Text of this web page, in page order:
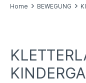
Home BEWEGUNG